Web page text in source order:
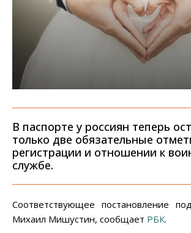
В паспорте у россиян теперь
только две обязательные
регистрации и отношении к
службе.
Соответствующее постановление
Михаил Мишустин, сообщает РБК.